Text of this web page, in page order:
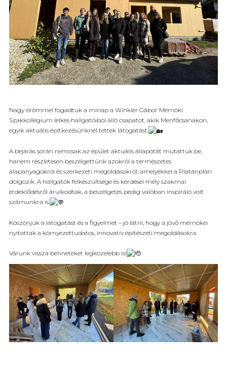
Nagy örömmel fogadtuk a minap a Winkler Gábor Mérnöki
Szakkollégium lelkes hallgatóiból álló csapatot, akik Menfőcsanakon,
egyik aktuális építkezésünknél tettek látogatást.
A bejárás során nemcsak az épület aktuális állapotát mutattuk be,
hanem részletesen beszélgettünk azokról a természetes
alapanyagokról és szerkezeti megoldásokról, amelyekkel a Platánplán
dolgozik. A hallgatók felkészültsége és kérdései mély szakmai
érdeklődésről árulkodtak, a beszélgetés pedig valóban inspiráló volt
számunkra is.
Köszönjük a látogatást és a figyelmet – jó látni, hogy a jövő mérnökei
nyitottak a környezettudatos, innovatív építészeti megoldásokra.
Várunk vissza benneteket legközelebb is!